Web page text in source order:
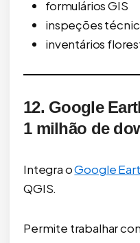
formulários GIS
inspeções
inventários
12. Google
1 milhão de
Integra oGoogle
QGIS.
Permite trabalhar